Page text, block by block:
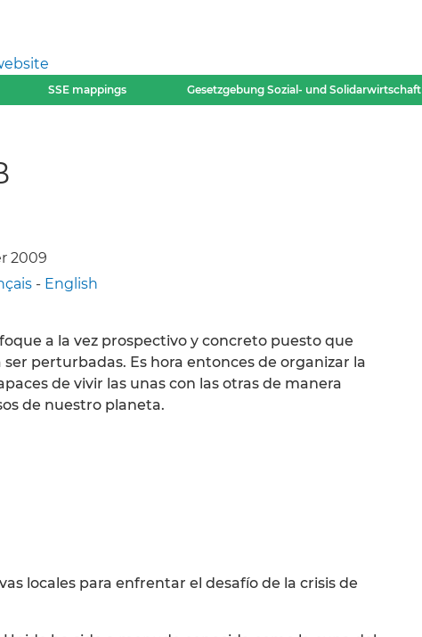
SSE mappings Gesetzgebung Sozial- und Solidarwirtschaft
2009
- English
a la vez prospectivo y concreto puesto que
perturbadas. Es hora entonces de organizar la
de vivir las unas con las otras de manera
de nuestro planeta.
locales para enfrentar el desafío de la crisis de